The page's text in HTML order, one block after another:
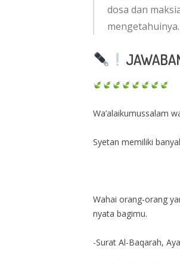
dosa dan
Wa’alaikumussalam
Syetan memiliki
Wahai orang-orang
nyata bagimu.
-Surat Al-Baqarah,